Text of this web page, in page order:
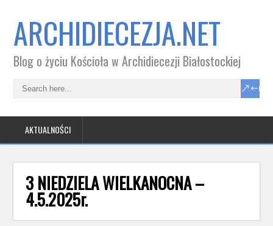
ARCHIDIECEZJA.NET
Blog o życiu Kościoła w Archidiecezji Białostockiej
AKTUALNOŚCI
3 NIEDZIELA WIELKANOCNA –
4.5.2025r.